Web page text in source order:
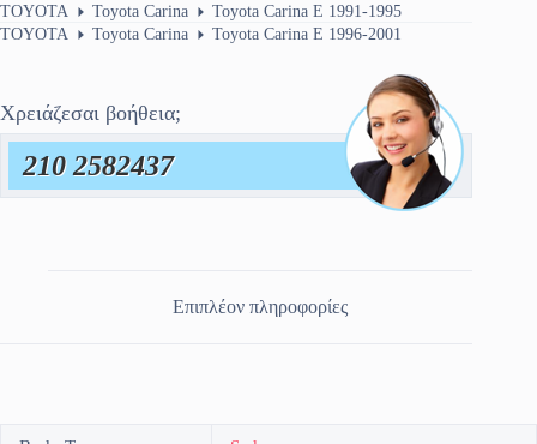
TOYOTA Toyota Carina
Toyota Carina E 1991-1995
TOYOTA
Toyota Carina Toyota Carina E 1996-2001
Χρειάζεσαι βοήθεια;
210 2582437
Επιπλέον πληροφορίες